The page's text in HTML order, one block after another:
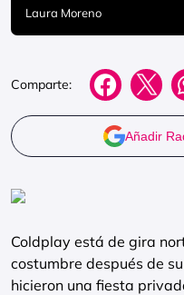
Laura Moreno
Comparte:
Añadir
Coldplay está de gira
costumbre después de
hicieron una fiesta